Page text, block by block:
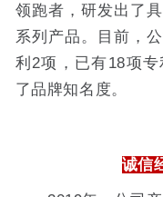
领跑者，研发出了
系列产品。目前，
利2项，已有18项
了品牌知名度。
诚信